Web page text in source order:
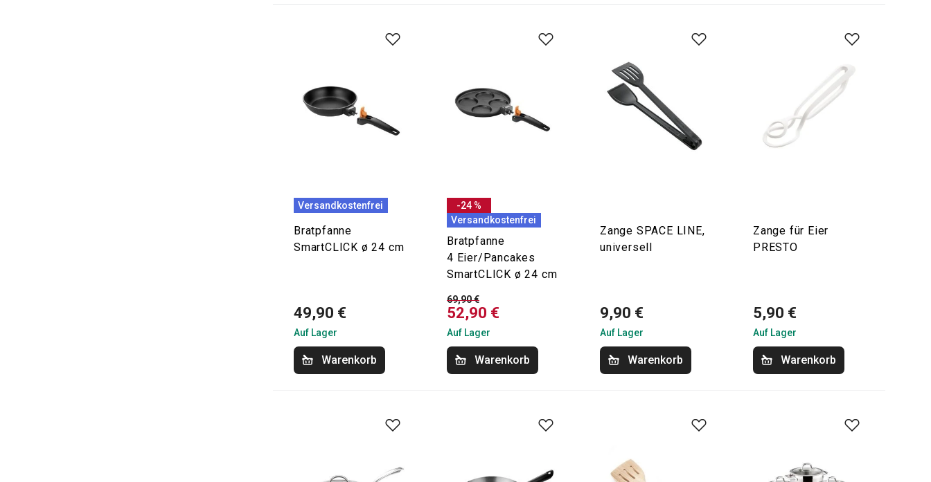
Versandkostenfrei
Bratpfanne
SmartCLICK ø 24 cm
49,90 €
Auf Lager
Warenkorb
-24 %
Versandkostenfrei
Bratpfanne
4 Eier/Pancakes
SmartCLICK ø 24 cm
69,90 €
52,90 €
Auf Lager
Warenkorb
Zange SPACE LINE,
universell
9,90 €
Auf Lager
Warenkorb
Zange für Eier
PRESTO
5,90 €
Auf Lager
Warenkorb